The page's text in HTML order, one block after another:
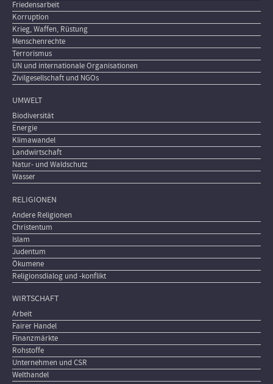
Friedensarbeit
Korruption
Krieg, Waffen, Rüstung
Menschenrechte
Terrorismus
UN und internationale Organisationen
Zivilgesellschaft und NGOs
UMWELT
Biodiversität
Energie
Klimawandel
Landwirtschaft
Natur- und Waldschutz
Wasser
RELIGIONEN
Andere Religionen
Christentum
Islam
Judentum
Ökumene
Religionsdialog und -konflikt
WIRTSCHAFT
Arbeit
Fairer Handel
Finanzmärkte
Rohstoffe
Unternehmen und CSR
Welthandel